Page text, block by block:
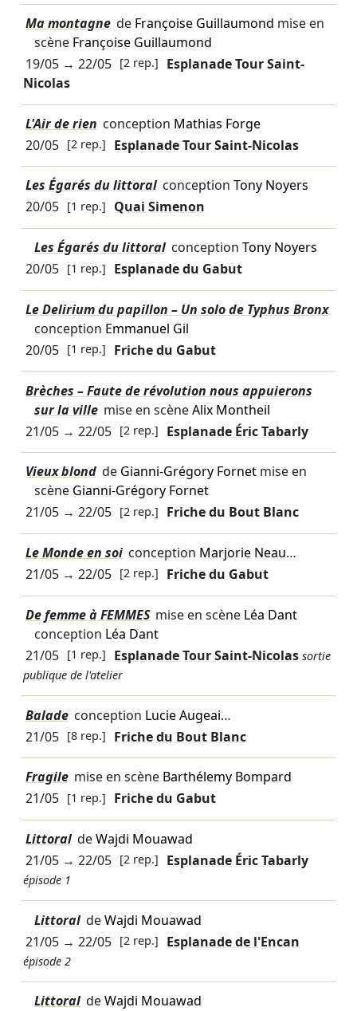
Ma montagne de Françoise Guillaumond mise en
scène Françoise Guillaumond
19/05→ 22/05 [2 rep.]
Esplanade Tour Saint-
Nicolas
L'Air de rien conception Mathias Forge
20/05 [2 rep.] Esplanade Tour Saint-Nicolas
Les Égarés du littoral conception Tony Noyers
20/05 [1 rep.] Quai Simenon
Les Égarés du littoral conception Tony Noyers
20/05 [1 rep.] Esplanade du Gabut
Le Delirium du papillon – Un solo de Typhus Bronx
conception Emmanuel Gil
20/05 [1 rep.] Friche du Gabut
Brèches – Faute de révolution nous appuierons
sur la ville mise en scèneAlix Montheil
21/05→ 22/05 [2 rep.] Esplanade Éric Tabarly
Vieux blond de Gianni-Grégory Fornetmise en
scène Gianni-Grégory Fornet
21/05→ 22/05 [2 rep.] Friche du Bout Blanc
Le Monde en soi conception Marjorie Neau…
21/05→ 22/05 [2 rep.] Friche du Gabut
De femme à FEMMES mise en scène Léa Dant
conception Léa Dant
21/05 [1 rep.] Esplanade Tour Saint-Nicolas sortie
publique de l'atelier
Balade conception Lucie Augeai…
21/05 [8 rep.] Friche du Bout Blanc
Fragile mise en scène Barthélemy Bompard
21/05 [1 rep.] Friche du Gabut
Littoral deWajdi Mouawad
21/05→ 22/05 [2 rep.] Esplanade Éric Tabarly
épisode 1
Littoral deWajdi Mouawad
21/05→ 22/05 [2 rep.] Esplanade de l'Encan
épisode 2
Littoral deWajdi Mouawad